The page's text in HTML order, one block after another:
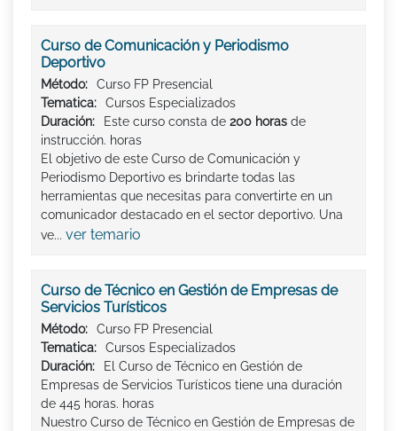
Curso de Comunicación y Periodismo
Deportivo
Método:
Curso FP Presencial
Tematica:
Cursos Especializados
Duración:
Este curso consta de 200 horas de
instrucción. horas
El objetivo de este Curso de Comunicación y
Periodismo Deportivo es brindarte todas las
herramientas que necesitas para convertirte en un
comunicador destacado en el sector deportivo. Una
ve... ver temario
Curso de Técnico en Gestión de Empresas de
Servicios Turísticos
Método:
Curso FP Presencial
Tematica:
Cursos Especializados
Duración:
El Curso de Técnico en Gestión de
Empresas de Servicios Turísticos tiene una duración
de 445 horas. horas
Nuestro Curso de Técnico en Gestión de Empresas de